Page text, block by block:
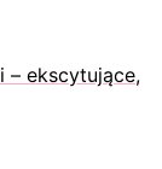
– ekscytujące,